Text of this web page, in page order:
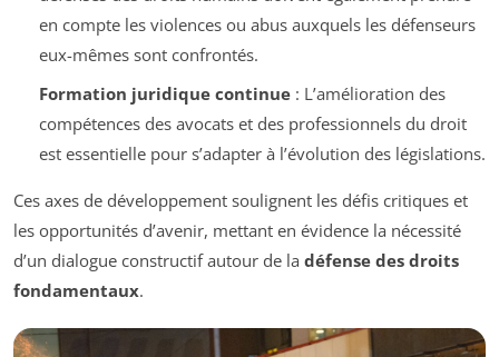
en compte les violences ou abus auxquels les défenseurs
eux-mêmes sont confrontés.
Formation juridique continue: L’amélioration des
compétences des avocats et des professionnels du droit
est essentielle pour s’adapter à l’évolution des législations.
Ces axes de développement soulignent les défis critiques et
les opportunités d’avenir, mettant en évidence la nécessité
d’un dialogue constructif autour de la défense des droits
fondamentaux.